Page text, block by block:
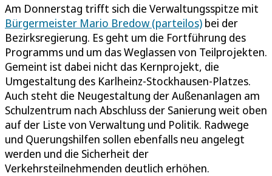
Am Donnerstag trifft sich die Verwaltungsspitze mit
Bürgermeister Mario Bredow (parteilos) bei der
Bezirksregierung. Es geht um die Fortführung des
Programms und um das Weglassen von Teilprojekten.
Gemeint ist dabei nicht das Kernprojekt, die
Umgestaltung des Karlheinz-Stockhausen-Platzes.
Auch steht die Neugestaltung der Außenanlagen am
Schulzentrum nach Abschluss der Sanierung weit oben
auf der Liste von Verwaltung und Politik. Radwege
und Querungshilfen sollen ebenfalls neu angelegt
werden und die Sicherheit der
Verkehrsteilnehmenden deutlich erhöhen.